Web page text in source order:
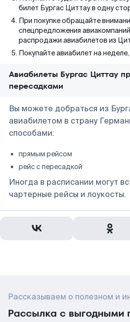
билет Бургас Циттау в одну
При покупке обращайте
спецпредложения
распродажи авиабилетов из
Покупайте авиабилет на
Авиабилеты Бургас Циттау
пересадками
Вы можете добраться из
авиабилетом в страну
способами:
прямым рейсом
рейс с пересадкой
Иногда в расписании могут
чартерные рейсы и лоукосты.
Рассказываем о полезном и
Рассылка с выгодными